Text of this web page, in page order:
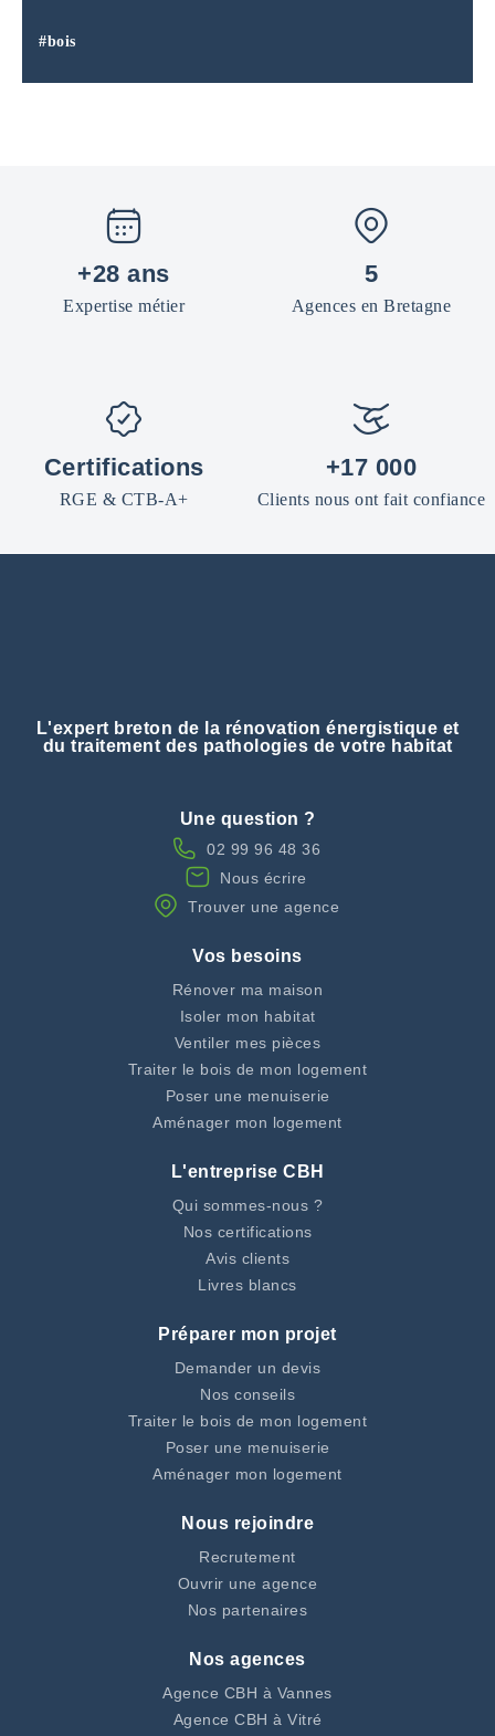
#bois
+28 ans
Expertise métier
5
Agences en Bretagne
Certifications
RGE & CTB-A+
+17 000
Clients nous ont fait confiance
L'expert breton de la rénovation énergistique et
du traitement des pathologies de votre habitat
Une question ?
02 99 96 48 36
Nous écrire
Trouver une agence
Vos besoins
Rénover ma maison
Isoler mon habitat
Ventiler mes pièces
Traiter le bois de mon logement
Poser une menuiserie
Aménager mon logement
L'entreprise CBH
Qui sommes-nous ?
Nos certifications
Avis clients
Livres blancs
Préparer mon projet
Demander un devis
Nos conseils
Traiter le bois de mon logement
Poser une menuiserie
Aménager mon logement
Nous rejoindre
Recrutement
Ouvrir une agence
Nos partenaires
Nos agences
Agence CBH à Vannes
Agence CBH à Vitré